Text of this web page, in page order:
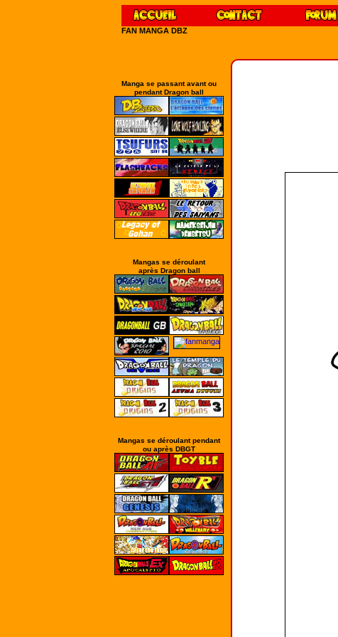
FAN MANGA DBZ
Manga se passant avant ou
pendant Dragon ball
Mangas se déroulant
après Dragon ball
Mangas se déroulant pendant
ou après DBGT